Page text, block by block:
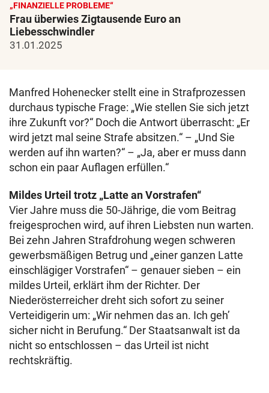
„FINANZIELLE PROBLEME“
Frau überwies Zigtausende Euro an
Liebesschwindler
31.01.2025
Manfred Hohenecker stellt eine in Strafprozessen
durchaus typische Frage: „Wie stellen Sie sich jetzt
ihre Zukunft vor?“ Doch die Antwort überrascht: „Er
wird jetzt mal seine Strafe absitzen.“ – „Und Sie
werden auf ihn warten?“ – „Ja, aber er muss dann
schon ein paar Auflagen erfüllen.“
Mildes Urteil trotz „Latte an Vorstrafen“
Vier Jahre muss die 50-Jährige, die vom Beitrag
freigesprochen wird, auf ihren Liebsten nun warten.
Bei zehn Jahren Strafdrohung wegen schweren
gewerbsmäßigen Betrug und „einer ganzen Latte
einschlägiger Vorstrafen“ – genauer sieben – ein
mildes Urteil, erklärt ihm der Richter. Der
Niederösterreicher dreht sich sofort zu seiner
Verteidigerin um: „Wir nehmen das an. Ich geh’
sicher nicht in Berufung.“ Der Staatsanwalt ist da
nicht so entschlossen – das Urteil ist nicht
rechtskräftig.